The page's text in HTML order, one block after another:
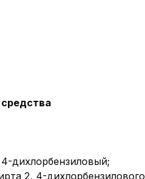
дихлорбензиловый;
2, 4-